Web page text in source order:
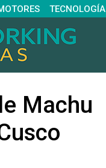
TECNOLOGÍA
Machu